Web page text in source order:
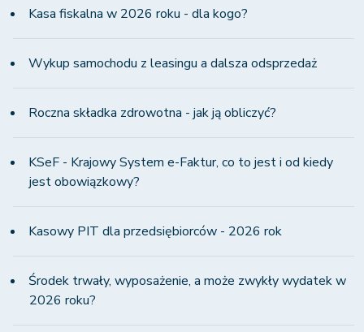
Kasa fiskalna w 2026 roku - dla kogo?
Wykup samochodu z leasingu a dalsza odsprzedaż
Roczna składka zdrowotna - jak ją obliczyć?
KSeF - Krajowy System e-Faktur, co to jest i od kiedy
jest obowiązkowy?
Kasowy PIT dla przedsiębiorców - 2026 rok
Środek trwały, wyposażenie, a może zwykły wydatek w
2026 roku?